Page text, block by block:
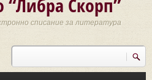
“Либра Скорп”
списание за литература
Търси